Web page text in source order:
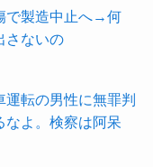
で製造中止へ→何
さないの
運転の男性に無罪判
よ。検察は阿呆